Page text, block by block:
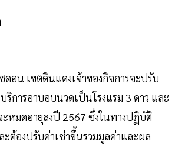
อน เขตดินแดงเจ้าของกิจการจะปรับ
ริการอาบอบนวดเป็นโรงแรม 3 ดาว และ
หมดอายุลงปี 2567 ซึ่งในทางปฏิบัติ
ะต้องปรับค่าเช่าขึ้นรวมมูลค่าและผล